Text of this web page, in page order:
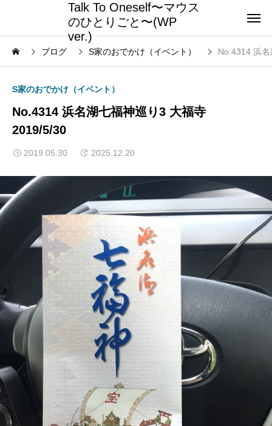
Talk To Oneself〜マウス
のひとりごと〜(WP
ver.)
ブログ S家のおでかけ（イベント） No.4314 浜
S家のおでかけ（イベント）
No.4314 浜名湖七福神巡り3 大福寺
2019/5/30
2019.05.30 2025.12.20